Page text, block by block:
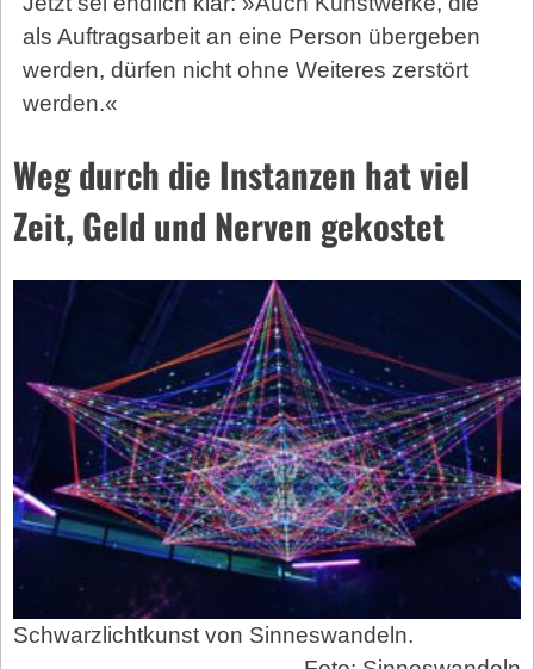
als Auftragsarbeit an eine Person übergeben
werden, dürfen nicht ohne Weiteres zerstört
werden.«
Weg durch die Instanzen hat viel
Zeit, Geld und Nerven gekostet
Schwarzlichtkunst von Sinneswandeln.